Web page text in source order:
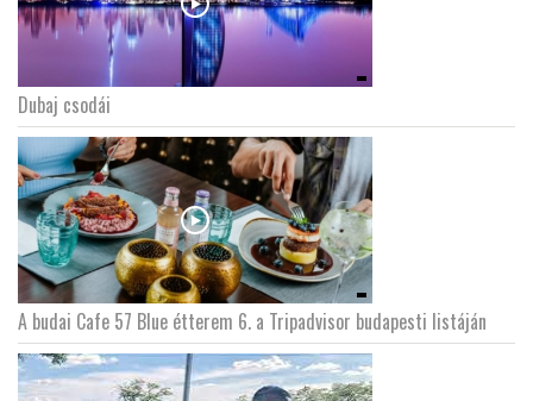
Dubaj csodái
A budai Cafe 57 Blue étterem 6. a Tripadvisor budapesti listáján